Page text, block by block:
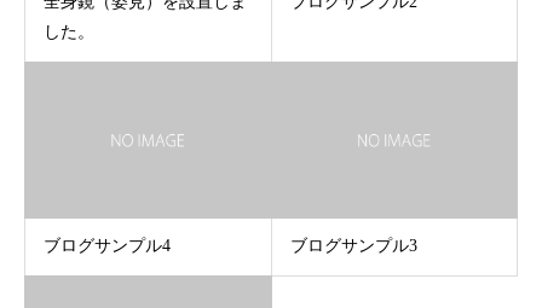
した。
ブログサンプル4 ブログサンプル3